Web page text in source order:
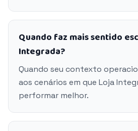
Quando faz mais sentido
Integrada?
Quando seu contexto
aos cenários em que Loja
performar melhor.